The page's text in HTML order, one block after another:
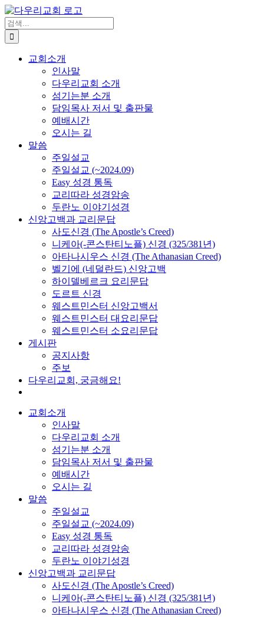
Skip
to
content
검
색
...
교회소개
인사말
다우리교회 소개
섬기는분 소개
담임목사 저서 및 출판물
예배시간
오시는 길
말씀
주일설교
주일설교 (~2024.09)
Easy 성경 통독
교리따라 성경암송
두란노 이야기성경
신앙고백과 교리문답
사도신경 (The Apostle’s Creed)
니케아(-콘스탄티노플) 신경 (325/381년)
아타나시우스 신경 (The Athanasian Creed)
벨기에 (네덜란드) 신앙고백
하이델베르크 요리문답
도르트 신경
웨스트민스터 신앙고백서
웨스트민스터 대요리문답
웨스트민스터 소요리문답
게시판
공지사항
주보
다우리교회, 궁금해요!
교회소개
인사말
다우리교회 소개
섬기는분 소개
담임목사 저서 및 출판물
예배시간
오시는 길
말씀
주일설교
주일설교 (~2024.09)
Easy 성경 통독
교리따라 성경암송
두란노 이야기성경
신앙고백과 교리문답
사도신경 (The Apostle’s Creed)
니케아(-콘스탄티노플) 신경 (325/381년)
아타나시우스 신경 (The Athanasian Creed)